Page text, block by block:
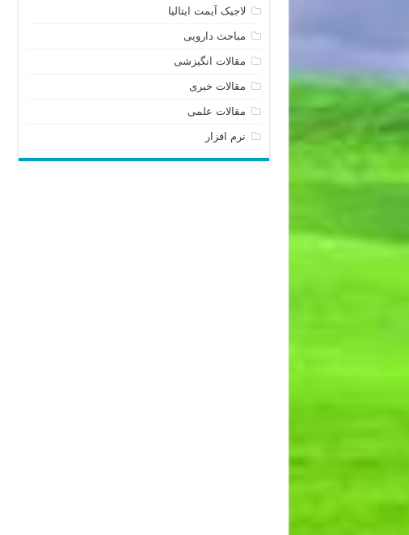
لاجیک آیمت ایتالیا
مباحث دارویی
مقالات انگیزشی
مقالات خبری
مقالات علمی
نرم افزار